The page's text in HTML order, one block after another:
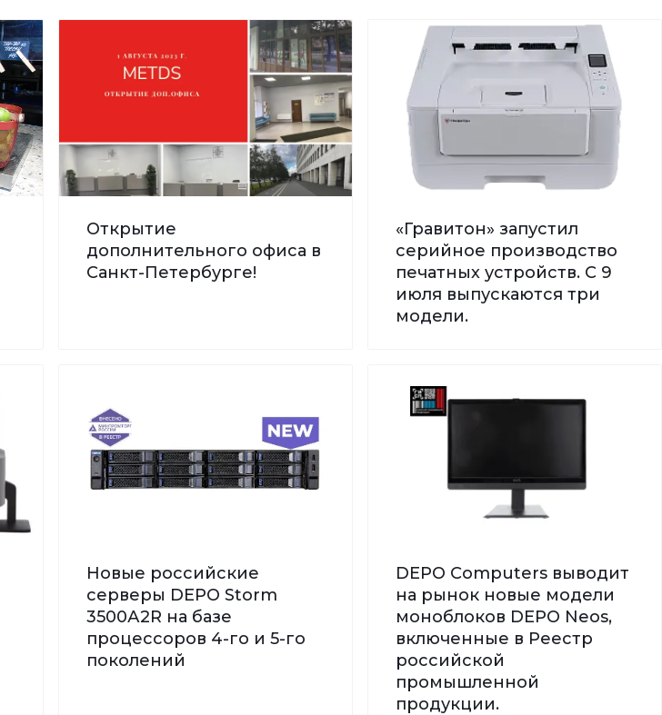
Открытие
дополнительного офиса в
Санкт-Петербурге!
«Гравитон» запустил
серийное производство
печатных устройств. С 9
июля выпускаются три
модели.
Новые российские
серверы DEPO Storm
3500А2R на базе
процессоров 4-го и 5-го
поколений
DEPO Computers выводит
на рынок новые модели
моноблоков DEPO Neos,
включенные в Реестр
российской
промышленной
продукции.